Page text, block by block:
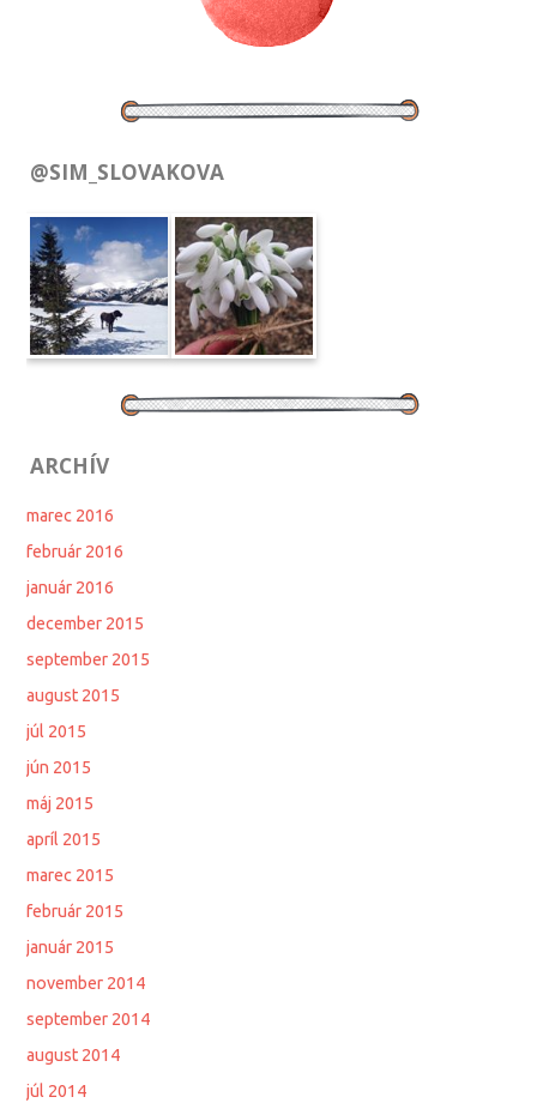
@SIM_SLOVAKOVA
ARCHÍV
marec 2016
február 2016
január 2016
december 2015
september 2015
august 2015
júl 2015
jún 2015
máj 2015
apríl 2015
marec 2015
február 2015
január 2015
november 2014
september 2014
august 2014
júl 2014